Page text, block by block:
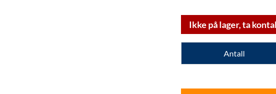
Ikke på lager, ta
Antall